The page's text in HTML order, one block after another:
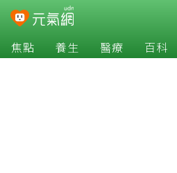
焦點 養生 醫療 百科